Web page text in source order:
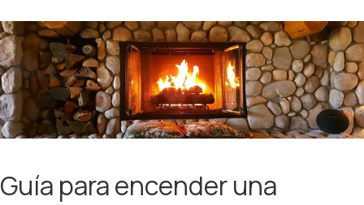
Guía para encender una